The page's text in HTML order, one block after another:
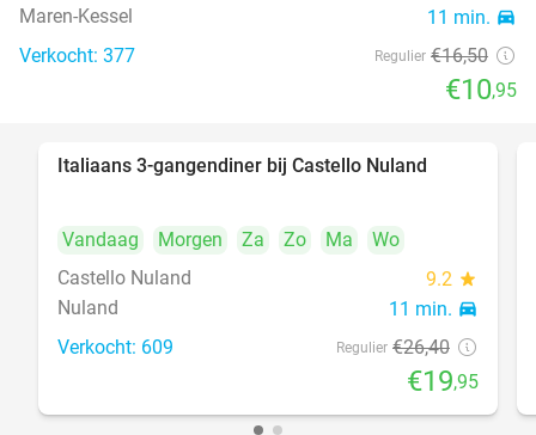
Maren-Kessel 11 min. directions_car
Verkocht: 377 Regulier €16,50
€10,95
Italiaans 3-gangendiner bij Castello Nuland
Vandaag Morgen Za Zo Ma
Wo
Castello Nuland
9.2 star
Nuland 11 min. directions_car
Verkocht: 609 Regulier €26,40
€19,95